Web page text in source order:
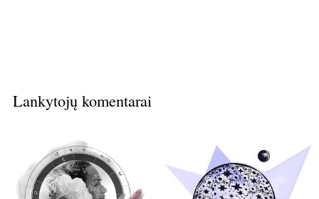
Lankytojų komentarai